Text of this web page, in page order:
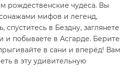
рождественские чудеса. Вы
мифов и легенд,
спуститесь в Бездну, заглянете
и побываете в Асгарде. Берите
в сани и вперёд! Вам
в эту удивительную